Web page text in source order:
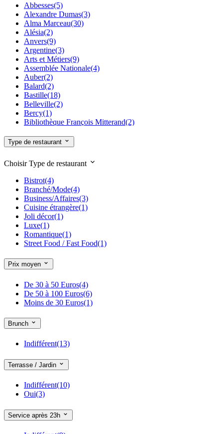
Abbesses(5)
Alexandre Dumas(3)
Alma Marceau(30)
Alésia(2)
Anvers(9)
Argentine(3)
Arts et Métiers(9)
Assemblée Nationale(4)
Auber(2)
Balard(2)
Bastille(18)
Belleville(2)
Bercy(1)
Bibliothèque François Mitterand(2)
Blanche(7)
Boissière(6)
Bonne Nouvelle(11)
Boulets Montreuil
Bourse(16)
Brochant(5)
Bréguet Sabin(3)
Buttes Chaumont(1)
Buzenval(1)
Cadet(12)
Cambronne(2)
Campo Formio(2)
Cardinal Lemoine
Censier Daubenton
Champs-Elysées Clémenceau
Charles de Gaulle-Etoile
Charles Michels(3)
Chateau de Vincennes
Chaussée d'Antin La Fayette
Chevaleret(1)
Château Rouge
Châtelet Les Halles
Cité(1)
Cité Universitaire
Cluny La Sorbonne
Colonel Fabien(2)
Type de restaurant
Choisir Type de restaurant
Bistrot(4)
Branché/Mode(4)
Business/Affaires(3)
Cuisine étrangère(1)
Joli décor(1)
Luxe(1)
Romantique(1)
Street Food / Fast Food(1)
Prix moyen
De 30 à 50 Euros(4)
De 50 à 100 Euros(6)
Moins de 30 Euros(1)
Brunch
Indifférent(13)
Terrasse / Jardin
Indifférent(10)
Oui(3)
Service après 23h